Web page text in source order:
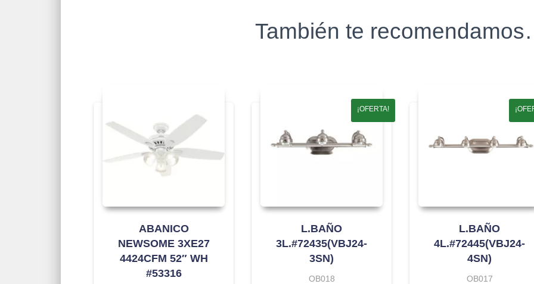
También te
ABANICO
NEWSOME 3XE27
4424CFM 52″ WH
#53316
¡OFERTA!
L.BAÑO
3L.#72435(VBJ24-
3SN)
OB018
L.BAÑO
4L.#72445(VBJ24-
4SN)
OB017